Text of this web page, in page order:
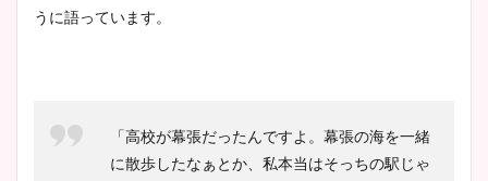
うに語っています。
「高校が幕張だったんですよ。幕張の海を一緒
に散歩したなぁとか、私本当はそっちの駅じゃ